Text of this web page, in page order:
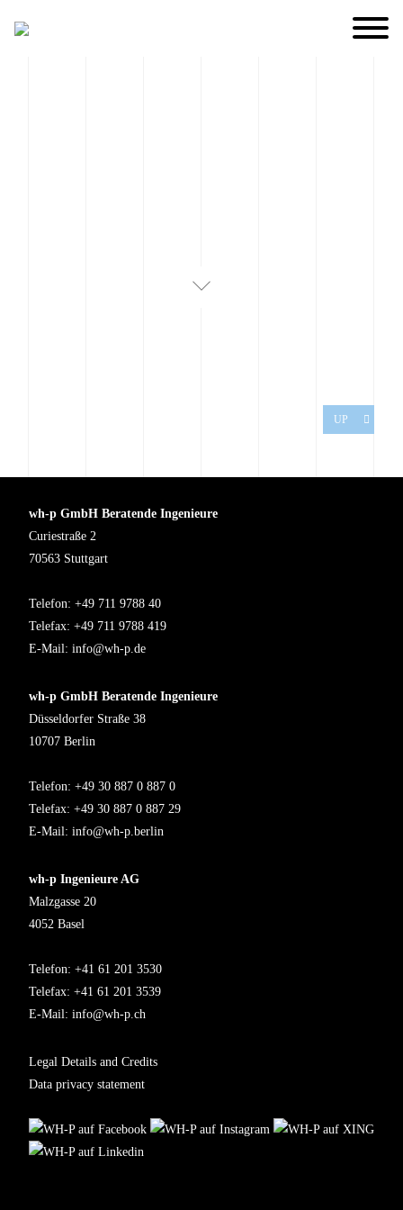
UP
wh-p GmbH Beratende Ingenieure
Curiestraße 2
70563 Stuttgart
Telefon: +49 711 9788 40
Telefax: +49 711 9788 419
E-Mail: info@wh-p.de
wh-p GmbH Beratende Ingenieure
Düsseldorfer Straße 38
10707 Berlin
Telefon: +49 30 887 0 887 0
Telefax: +49 30 887 0 887 29
E-Mail: info@wh-p.berlin
wh-p Ingenieure AG
Malzgasse 20
4052 Basel
Telefon: +41 61 201 3530
Telefax: +41 61 201 3539
E-Mail: info@wh-p.ch
Legal Details and Credits
Data privacy statement